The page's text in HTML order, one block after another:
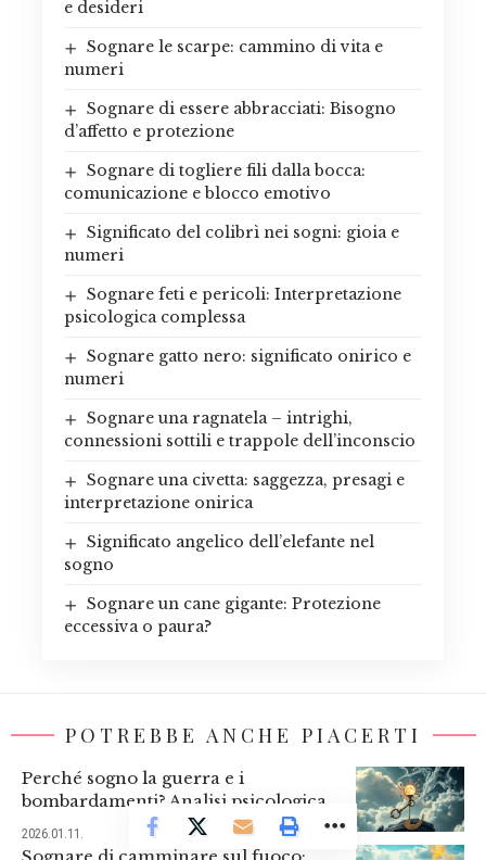
e desideri
Sognare le scarpe: cammino di vita e
numeri
Sognare di essere abbracciati: Bisogno
d’affetto e protezione
Sognare di togliere fili dalla bocca:
comunicazione e blocco emotivo
Significato del colibrì nei sogni: gioia e
numeri
Sognare feti e pericoli: Interpretazione
psicologica complessa
Sognare gatto nero: significato onirico e
numeri
Sognare una ragnatela – intrighi,
connessioni sottili e trappole dell’inconscio
Sognare una civetta: saggezza, presagi e
interpretazione onirica
Significato angelico dell’elefante nel
sogno
Sognare un cane gigante: Protezione
eccessiva o paura?
POTREBBE ANCHE PIACERTI
Perché sogno la guerra e i
bombardamenti? Analisi psicologica
2026.01.11.